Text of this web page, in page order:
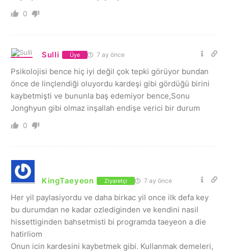
0
Sulli Üye 7 ay önce
Psikolojisi bence hiç iyi değil çok tepki görüyor bundan
önce de linçlendiği oluyordu kardeşi gibi gördüğü birini
kaybetmişti ve bununla baş edemiyor bence,Sonu
Jonghyun gibi olmaz inşallah endişe verici bir durum
0
KingTaeyeon Ziyaretçi 7 ay önce
Her yil paylasiyordu ve daha birkac yil once ilk defa key
bu durumdan ne kadar ozlediginden ve kendini nasil
hissettiginden bahsetmisti bi programda taeyeon a die
hatirliom
Onun icin kardesini kaybetmek gibi. Kullanmak demeleri,